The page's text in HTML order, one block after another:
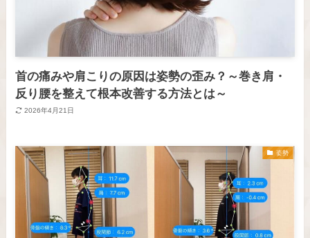
首の痛みや肩こりの原因は姿勢の歪み？～巻き肩・
反り腰を整えて根本改善する方法とは～
2026年4月21日
姿勢